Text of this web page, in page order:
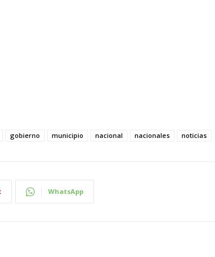
gobierno municipio nacional nacionales noticias
WhatsApp